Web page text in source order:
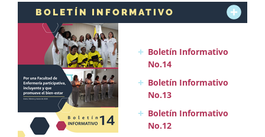
BOLETÍN INFORMATIVO
Boletín Informativo
No.14
Boletín Informativo
No.13
Boletín Informativo
No.12